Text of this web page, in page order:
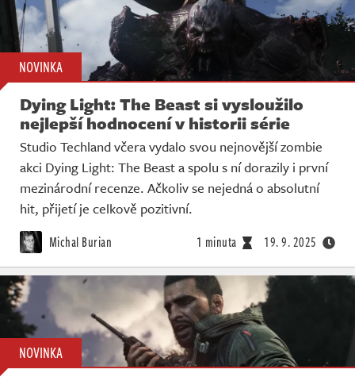
NOVINKA
Dying Light: The Beast si vysloužilo
nejlepší hodnocení v historii série
Studio Techland včera vydalo svou nejnovější zombie
akci Dying Light: The Beast a spolu s ní dorazily i první
mezinárodní recenze. Ačkoliv se nejedná o absolutní
hit, přijetí je celkově pozitivní.
Michal Burian 1 minuta 19. 9. 2025
NOVINKA